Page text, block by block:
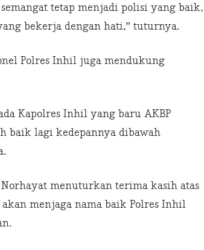
tetap menjadi polisi yang baik,
bekerja dengan hati,” tuturnya.
Polres Inhil juga mendukung
Kapolres Inhil yang baru AKBP
baik lagi kedepannya dibawah
menuturkan terima kasih atas
menjaga nama baik Polres Inhil